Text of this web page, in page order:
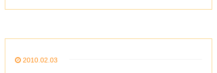
2010.02.03